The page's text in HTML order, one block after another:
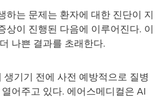
하는 문제는 환자에 대한 진단이 지
상이 진행된 다음에 이루어진다. 이
나쁜 결과를 초래한다.
기기 전에 사전 예방적으로 질병
어주고 있다. 에어스메디컬은 AI